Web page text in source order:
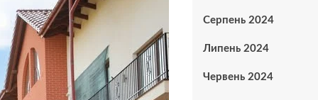
Серпень 2024
Липень 2024
Червень 2024